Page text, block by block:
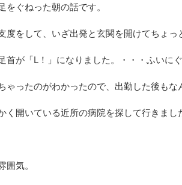
をぐねった朝の話です。
度をして、いざ出発と玄関を開けてちょっ
首が「L！」になりました。・・・ふいに
ゃったのがわかったので、出勤した後もな
く開いている近所の病院を探して行きまし
気。